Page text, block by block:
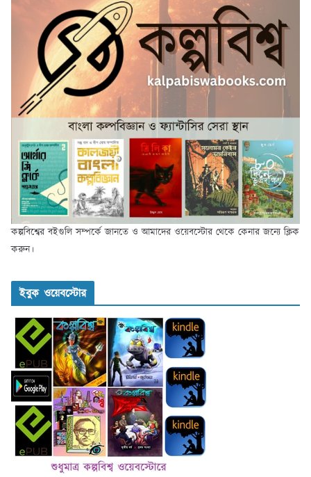
কল্পবিশ্বের বইগুলি সম্পর্কে জানতে ও আমাদের ওয়েবস্টোর থেকে কেনার জন্যে ক্লিক
করুন।
ইবুক ওয়েবস্টোর